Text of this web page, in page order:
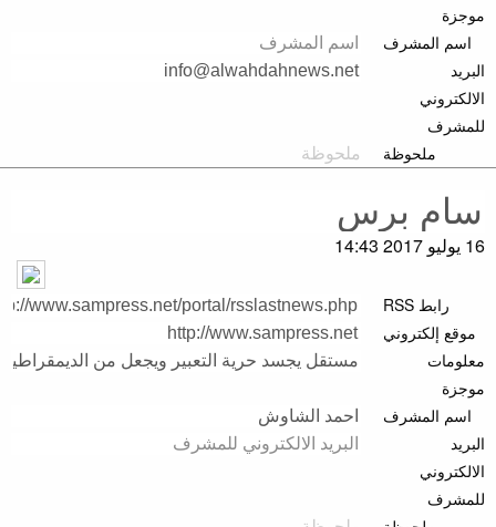
موجزة
اسم المشرف
البريد
الالكتروني
للمشرف
ملحوظة
16 يوليو 2017 14:43
رابط RSS
موقع إلكتروني
معلومات
موجزة
اسم المشرف
البريد
الالكتروني
للمشرف